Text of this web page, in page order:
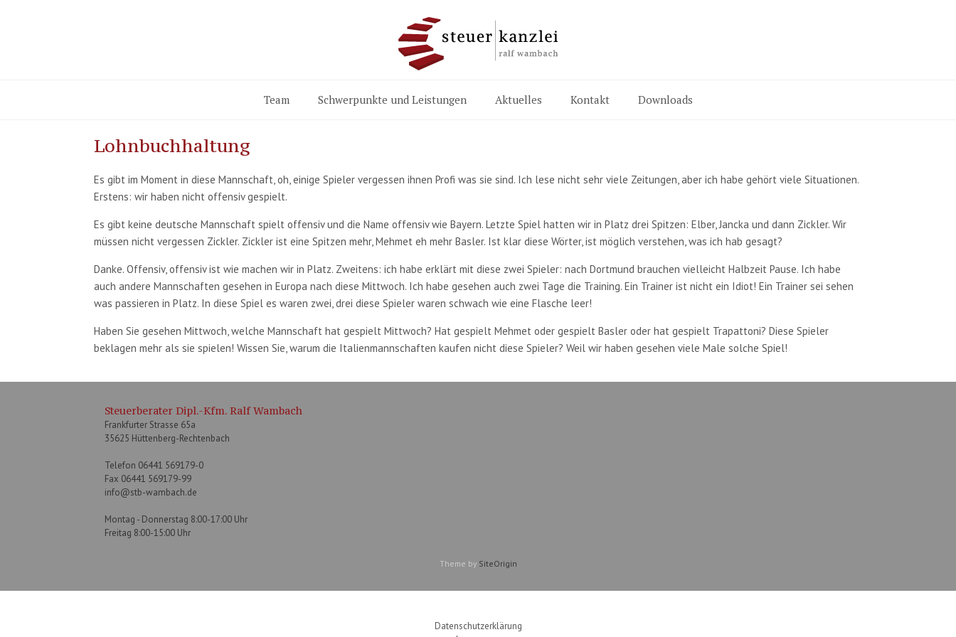
Team Schwerpunkte und Leistungen Aktuelles Kontakt Downloads
Lohnbuchhaltung
Es gibt im Moment in diese Mannschaft, oh, einige Spieler vergessen ihnen Profi was sie sind. Ich lese nicht sehr viele Zeitungen, aber ich habe gehört viele Situationen.
Erstens: wir haben nicht offensiv gespielt.
Es gibt keine deutsche Mannschaft spielt offensiv und die Name offensiv wie Bayern. Letzte Spiel hatten wir in Platz drei Spitzen: Elber, Jancka und dann Zickler. Wir
müssen nicht vergessen Zickler. Zickler ist eine Spitzen mehr, Mehmet eh mehr Basler. Ist klar diese Wörter, ist möglich verstehen, was ich hab gesagt?
Danke. Offensiv, offensiv ist wie machen wir in Platz. Zweitens: ich habe erklärt mit diese zwei Spieler: nach Dortmund brauchen vielleicht Halbzeit Pause. Ich habe
auch andere Mannschaften gesehen in Europa nach diese Mittwoch. Ich habe gesehen auch zwei Tage die Training. Ein Trainer ist nicht ein Idiot! Ein Trainer sei sehen
was passieren in Platz. In diese Spiel es waren zwei, drei diese Spieler waren schwach wie eine Flasche leer!
Haben Sie gesehen Mittwoch, welche Mannschaft hat gespielt Mittwoch? Hat gespielt Mehmet oder gespielt Basler oder hat gespielt Trapattoni? Diese Spieler
beklagen mehr als sie spielen! Wissen Sie, warum die Italienmannschaften kaufen nicht diese Spieler? Weil wir haben gesehen viele Male solche Spiel!
Steuerberater Dipl.-Kfm. Ralf Wambach
Frankfurter Strasse 65a
35625 Hüttenberg-Rechtenbach
Telefon 06441 569179-0
Fax 06441 569179-99
info@stb-wambach.de
Montag - Donnerstag 8:00-17:00 Uhr
Freitag 8:00-15:00 Uhr
Theme by SiteOrigin
Datenschutzerklärung